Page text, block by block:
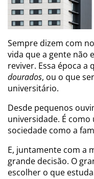
Sempre dizem com
vida que a gente não
reviver. Essa época
dourados, ou o que
universitário.
Desde pequenos
universidade. É
sociedade como a
E, juntamente com a
grande decisão. O
escolher o que